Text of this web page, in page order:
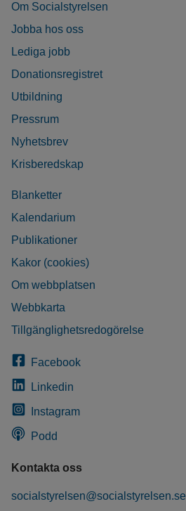
Om Socialstyrelsen
Jobba hos oss
Lediga jobb
Donationsregistret
Utbildning
Pressrum
Nyhetsbrev
Krisberedskap
Blanketter
Kalendarium
Publikationer
Kakor (cookies)
Om webbplatsen
Webbkarta
Tillgänglighetsredogörelse
Facebook
Linkedin
Instagram
Podd
Kontakta oss
socialstyrelsen@socialstyrelsen.se